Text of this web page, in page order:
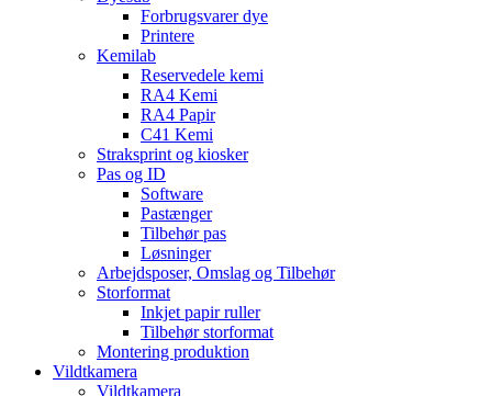
Forbrugsvarer dye
Printere
Kemilab
Reservedele kemi
RA4 Kemi
RA4 Papir
C41 Kemi
Straksprint og kiosker
Pas og ID
Software
Pastænger
Tilbehør pas
Løsninger
Arbejdsposer, Omslag og Tilbehør
Storformat
Inkjet papir ruller
Tilbehør storformat
Montering produktion
Vildtkamera
Vildtkamera